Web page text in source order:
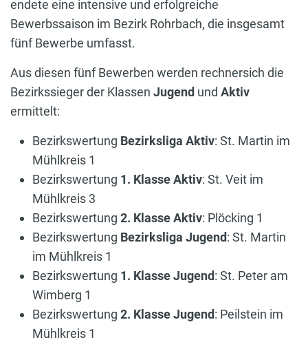
endete eine intensive und erfolgreiche
Bewerbssaison im Bezirk Rohrbach, die insgesamt
fünf Bewerbe umfasst.
Aus diesen fünf Bewerben werden rechnersich die
Bezirkssieger der Klassen Jugend und Aktiv
ermittelt:
Bezirkswertung Bezirksliga Aktiv: St. Martin im
Mühlkreis 1
Bezirkswertung 1. Klasse Aktiv: St. Veit im
Mühlkreis 3
Bezirkswertung 2. Klasse Aktiv: Plöcking 1
Bezirkswertung Bezirksliga Jugend: St. Martin
im Mühlkreis 1
Bezirkswertung 1. Klasse Jugend: St. Peter am
Wimberg 1
Bezirkswertung 2. Klasse Jugend: Peilstein im
Mühlkreis 1